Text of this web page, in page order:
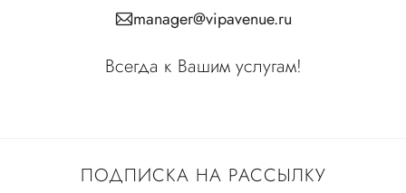
ПОДПИСКА НА РАССЫЛКУ
manager@vipavenue.ru
Всегда к Вашим услугам!